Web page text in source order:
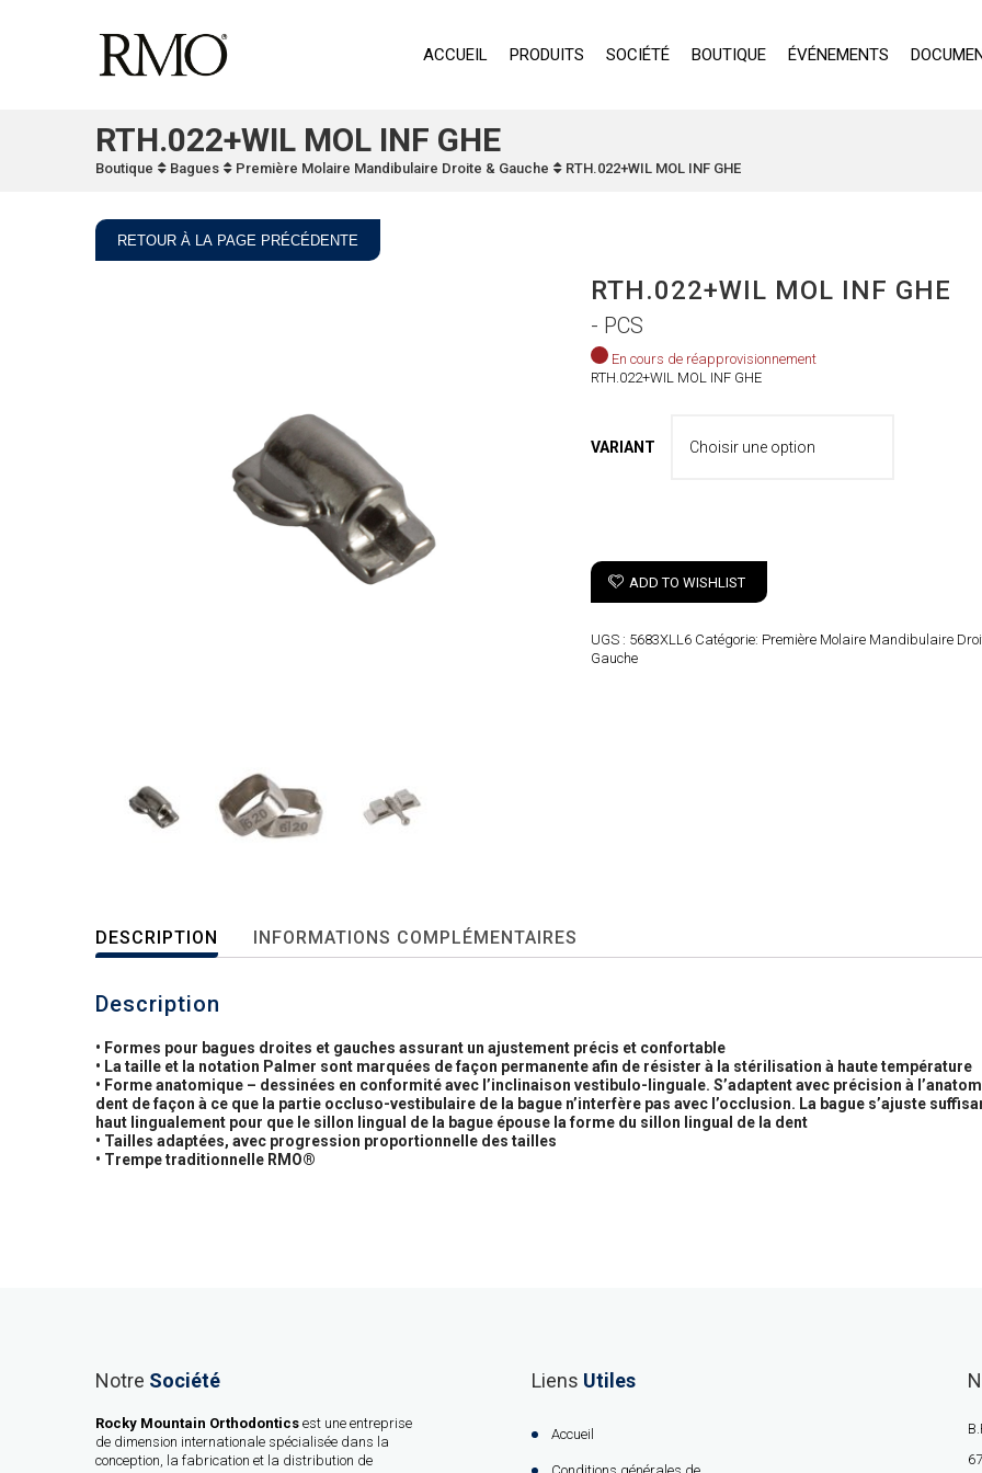
ACCUEIL PRODUITS SOCIÉTÉ BOUTIQUE ÉVÉNEMENTS
RTH.022+WIL MOL INF GHE
Boutique Bagues Première Molaire Mandibulaire Droite & Gauche RTH.022+WIL MOL INF GHE
RETOUR À LA PAGE PRÉCÉDENTE
RTH.022+WIL MOL INF GHE
- PCS
En cours de réapprovisionnement
RTH.022+WIL MOL INF GHE
VARIANT
ADD TO WISHLIST
UGS : 5683XLL6 Catégorie: Première Molaire Mandibulaire
Gauche
DESCRIPTION INFORMATIONS COMPLÉMENTAIRES
Description
• Formes pour bagues droites et gauches assurant un ajustement précis et confortable
• La taille et la notation Palmer sont marquées de façon permanente afin de résister à la stérilisation à haute température
• Forme anatomique – dessinées en conformité avec l’inclinaison vestibulo-linguale. S’adaptent avec précision à
dent de façon à ce que la partie occluso-vestibulaire de la bague n’interfère pas avec l’occlusion. La bague s’ajuste
haut lingualement pour que le sillon lingual de la bague épouse la forme du sillon lingual de la dent
• Tailles adaptées, avec progression proportionnelle des tailles
• Trempe traditionnelle RMO®
Notre Société
Rocky Mountain Orthodontics est une entreprise
de dimension internationale spécialisée dans la
conception, la fabrication et la distribution de
Liens Utiles
Accueil